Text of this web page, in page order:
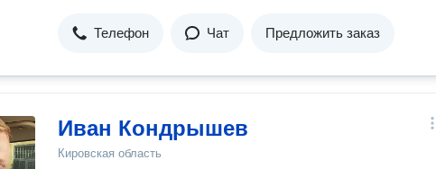
Телефон Чат Предложить заказ
Иван Кондрышев
Кировская область